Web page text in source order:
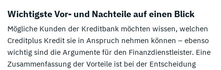
Wichtigste Vor- und Nachteile auf einen Blick
Mögliche Kunden der Kreditbank möchten wissen, welchen
Creditplus Kredit sie in Anspruch nehmen können – ebenso
wichtig sind die Argumente für den Finanzdienstleister. Eine
Zusammenfassung der Vorteile ist bei der Entscheidung